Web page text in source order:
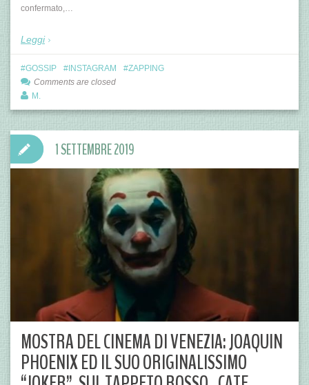
confermato,…
Leggi
GOSSIP INSTAGRAM
ZAPPING
Comments are closed
M.
MOSTRA DEL CINEMA DI VENEZIA: JOAQUIN
PHOENIX ED IL SUO ORIGINALISSIMO
1 SETTEMBRE 2019